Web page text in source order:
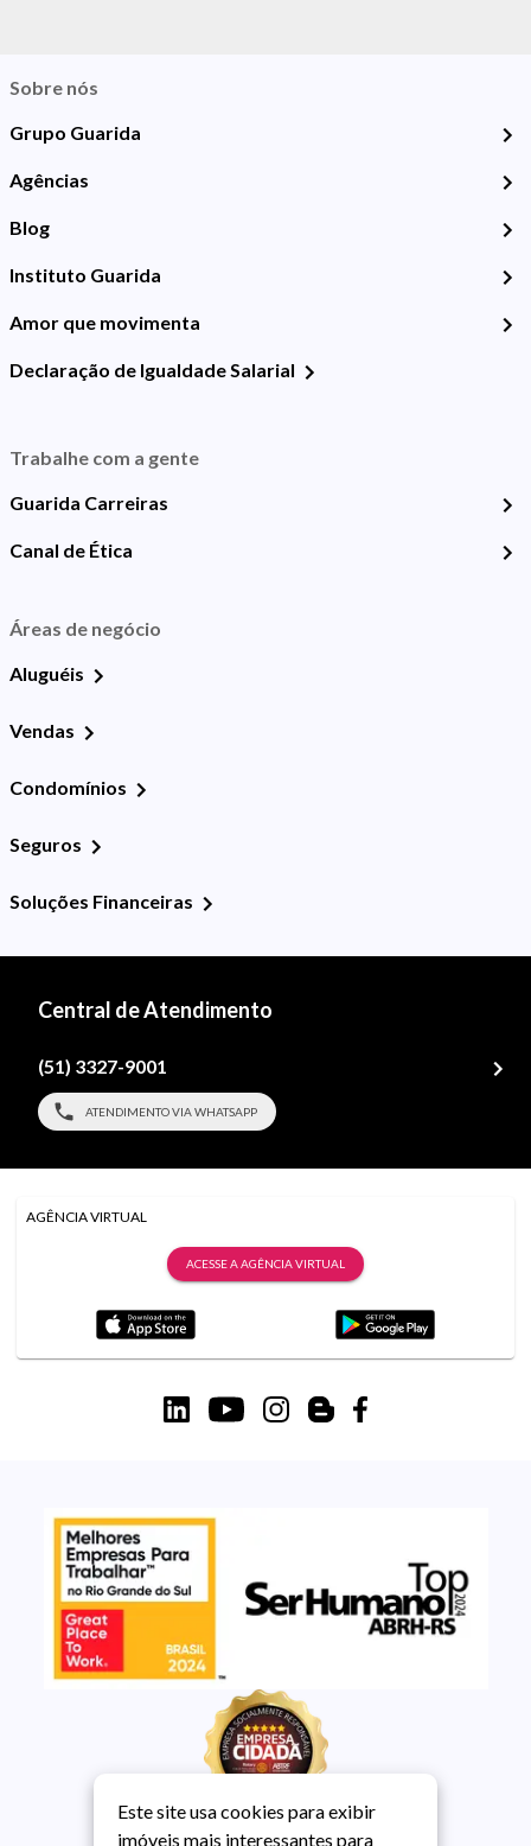
Sobre nós
Grupo Guarida
Agências
Blog
Instituto Guarida
Amor que movimenta
Declaração de Igualdade Salarial
Trabalhe com a gente
Guarida Carreiras
Canal de Ética
Áreas de negócio
Aluguéis
Vendas
Condomínios
Seguros
Soluções Financeiras
Central de Atendimento
(51) 3327-9001
ATENDIMENTO VIA WHATSAPP
AGÊNCIA VIRTUAL
ACESSE A AGÊNCIA VIRTUAL
Este site usa cookies para exibir
imóveis mais interessantes para